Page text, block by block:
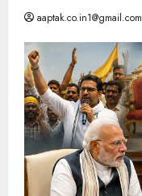
aaptak.co.in1@gmail.com